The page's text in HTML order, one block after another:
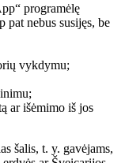
programėlę
pat nebus susijęs, be
vykdymu;
ar išėmimo iš jos
šalis, t. y. gavėjams,